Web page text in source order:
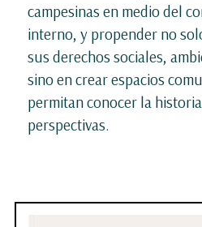
campesinas en medio del
interno, y propender no
sus derechos sociales,
sino en crear espacios
permitan conocer la
perspectivas.